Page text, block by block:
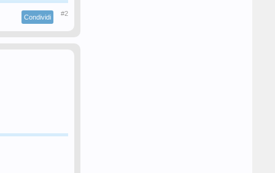
Condividi #2